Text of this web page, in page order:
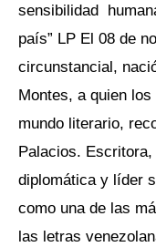
sensibilidad
país” LP El 08 de
circunstancial,
Montes, a quien
mundo literario,
Palacios.
diplomática y líder
como una de las
las letras